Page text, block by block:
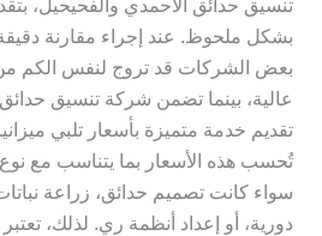
تنسيق حدائق الأحمدي والفحيحيل،
بشكل ملحوظ. عند إجراء مقارنة دقيقة
بعض الشركات قد تروج لنفس الكم
عالية، بينما تضمن شركة تنسيق
تقديم خدمة متميزة بأسعار تلبي
تُحسب هذه الأسعار بما يتناسب مع نوع
سواء كانت تصميم حدائق، زراعة
دورية، أو إعداد أنظمة ري. لذلك،